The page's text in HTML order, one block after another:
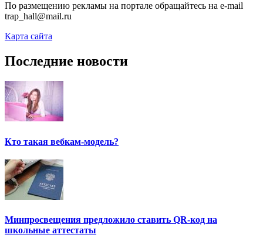
По размещению рекламы на портале обращайтесь на e-mail
trap_hall@mail.ru
Карта сайта
Последние новости
Кто такая вебкам-модель?
Минпросвещения предложило ставить QR-код на
школьные аттестаты